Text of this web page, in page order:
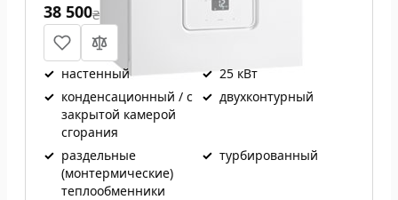
38 500₴
✓ настенный ✓ 25 кВт
✓ конденсационный / с
закрытой камерой
сгорания
✓ двухконтурный
✓ раздельные
(монтермические)
теплообменники
✓ турбированный